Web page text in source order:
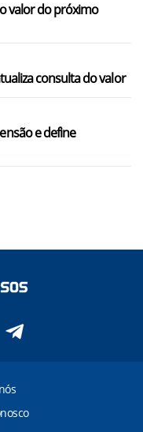
valor do próximo
consulta do valor
e define